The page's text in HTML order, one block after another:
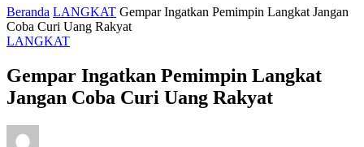
Beranda LANGKAT Gempar Ingatkan Pemimpin Langkat Jangan
Coba Curi Uang Rakyat
LANGKAT
Gempar Ingatkan Pemimpin Langkat
Jangan Coba Curi Uang Rakyat